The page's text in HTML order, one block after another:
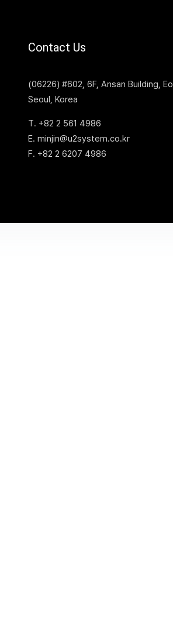
Contact Us
(06226) #602, 6F, Ansan Building,
Seoul, Korea
T. +82 2 561 4986
E. minjin@u2system.co.kr
F. +82 2 6207 4986